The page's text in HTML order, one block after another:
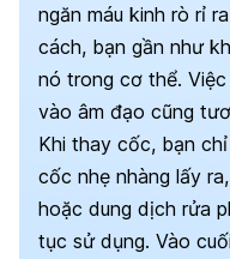
ngăn máu kinh rò rỉ
cách, bạn gần như
nó trong cơ thể.
vào âm đạo cũng
Khi thay cốc, bạn
cốc nhẹ nhàng lấy
hoặc dung dịch rửa
tục sử dụng. Vào